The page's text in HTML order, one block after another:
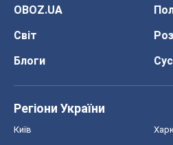
OBOZ.UA
Світ
Блоги
Регіони України
Київ